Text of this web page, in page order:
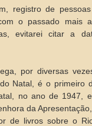
registro de pessoas
o passado mais
evitarei citar a
por diversas
Natal, é o primeiro
no ano de 1947,
da
de livros sobre o